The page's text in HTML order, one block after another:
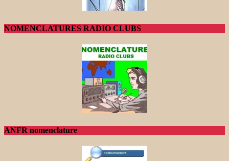
NOMENCLATURES RADIO CLUBS
ANFR nomenclature